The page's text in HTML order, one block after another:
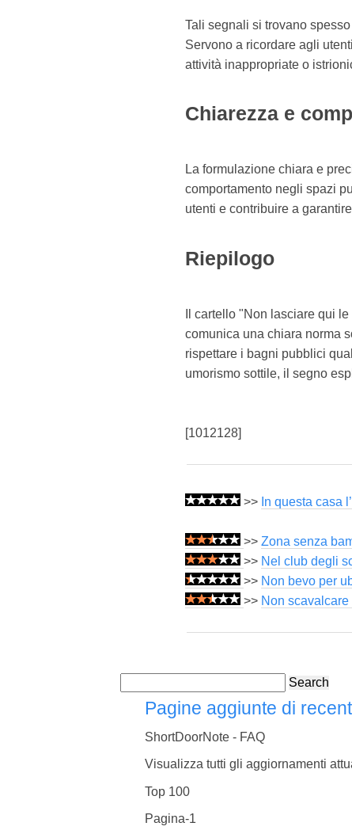
Tali segnali si trovano
Servono a ricordare agli
attività inappropriate o
Chiarezza e
La formulazione chiara e
comportamento negli spazi
utenti e contribuire a
Riepilogo
Il cartello "Non lasciare qui
comunica una chiara norma
rispettare i bagni pubblici
umorismo sottile, il segno
[1012128]
>> In questa casa
>> Zona senza
>> Nel club degli
>> Non bevo per
>> Non
Search
Pagine aggiunte di
ShortDoorNote - FAQ
Visualizza tutti gli aggiornamenti
Top 100
Pagina-1